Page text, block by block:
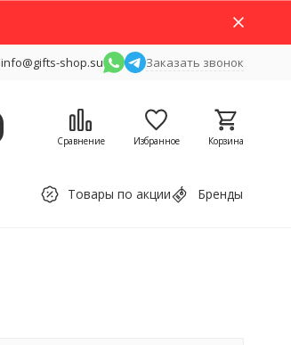
info@gifts-shop.su Заказать звонок
Сравнение Избранное Корзина
Товары по акции Бренды